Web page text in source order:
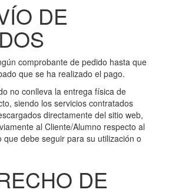
DE
comprobante de pedido hasta que
que se ha realizado el pago.
no conlleva la entrega física de
siendo los servicios contratados
directamente del sitio web,
al Cliente/Alumno respecto al
que debe seguir para su utilización o
DE